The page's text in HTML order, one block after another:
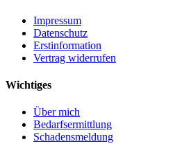
Impressum
Datenschutz
Erstinformation
Vertrag widerrufen
Wichtiges
Über mich
Bedarfsermittlung
Schadensmeldung